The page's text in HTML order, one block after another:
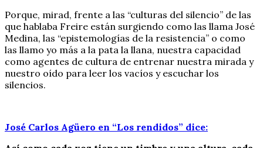
Porque, mirad, frente a las “culturas del silencio” de las
que hablaba Freire están surgiendo como las llama José
Medina, las “epistemologías de la resistencia” o como
las llamo yo más a la pata la llana, nuestra capacidad
como agentes de cultura de entrenar nuestra mirada y
nuestro oído para leer los vacíos y escuchar los
silencios.
José Carlos Agüero en “Los rendidos” dice: